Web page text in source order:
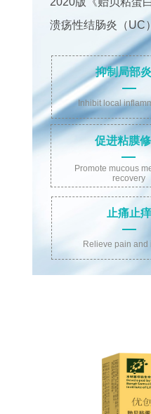
溃疡性结肠炎（UC
Promote mucous
recovery
促进粘膜
止痛止痒
Relieve pain and
Inhibit local
抑制局部